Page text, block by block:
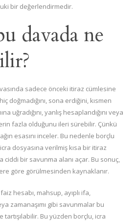
bir değerlendirmedir.
davada ne
sadece önceki itiraz cümlesine
doğmadığını, sona erdiğini, kısmen
uğradığını, yanlış hesaplandığını veya
fazla olduğunu ileri sürebilir. Çünkü
esasını inceler. Bu nedenle borçlu
dosyasına verilmiş kısa bir itiraz
ciddi bir savunma alanı açar. Bu sonuç,
göre görülmesinden kaynaklanır.
hesabı, mahsup, ayıplı ifa,
zamanaşımı gibi savunmalar bu
tartışılabilir. Bu yüzden borçlu, icra